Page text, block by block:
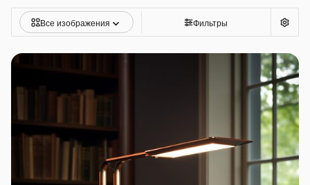
Все изображения Фильтры